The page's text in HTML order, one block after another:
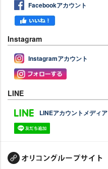
Facebookアカウント
Instagram
Instagramアカウント
LINE
LINEアカウントメディア